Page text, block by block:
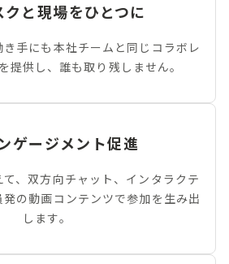
クと現場をひとつに
手にも本社チームと同じコラボレ
提供し、誰も取り残しません。
ゲージメント促進
、双方向チャット、インタラクテ
の動画コンテンツで参加を生み出
します。